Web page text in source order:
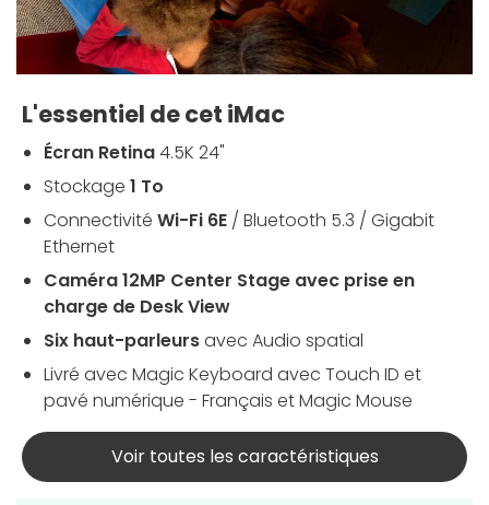
L'essentiel de cet iMac
Écran Retina4.5K 24"
Stockage 1 To
Connectivité Wi-Fi 6E / Bluetooth 5.3 / Gigabit
Ethernet
Caméra 12MP Center Stage avec prise en
charge de Desk View
Six haut-parleursavec Audio spatial
Livré avec Magic Keyboard avec Touch ID et
pavé numérique - Français et Magic Mouse
Voir toutes les caractéristiques